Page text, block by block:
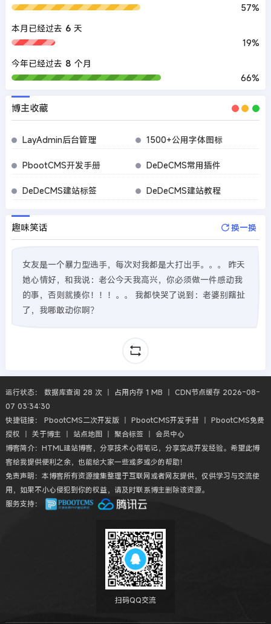
57%
本月已经过去 6 天
19%
今年已经过去 8 个月
66%
博主收藏
LayAdmin后台管理 1500+公用字体图标
PbootCMS开发手册 DeDeCMS常用插件
DeDeCMS建站标签 DeDeCMS建站教程
趣味笑话 换一换
女友是一个暴力型选手，每次对我都是大打出手。。。 昨天
她心情好，和我说：老公今天我高兴，你必须做一件感动我
的事，否则就揍你！！！。。 我都快哭了说到：老婆别瞎扯
了，我哪敢动你啊？
运行状态： 数据库查询 28 次 丨 占用内存 1 MB 丨 CDN节点缓存 2026-08-
07 03:34:30
快捷链接： PbootCMS二次开发版丨 PbootCMS开发手册 丨 PbootCMS免费
授权 丨 关于博主 丨 站点地图丨 聚合标签丨 会员中心
博客简介：HTML建站博客，分享技术心得笔记，分享实战开发经验。希望此博
客给我提供便利之余，也能给大家一些或多或少的帮助！
免责声明：本博客所有资源搜集整理于互联网或者网友提供，仅供学习与交流使
用，如果不小心侵犯到你的权益，请及时联系博主删除该资源。
服务支持：
扫码QQ交流